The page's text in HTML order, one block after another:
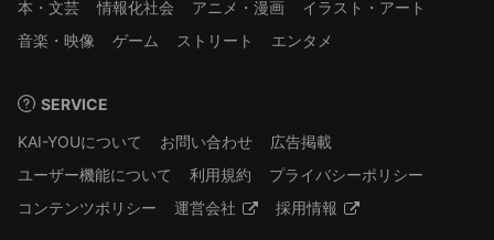
本・文芸
情報化社会 アニメ・漫画
イラスト・アート
音楽・映像
ゲーム ストリート エンタメ
SERVICE
KAI-YOUについて
お問い合わせ
広告掲載
ユーザー機能について
利用規約
プライバシーポリシー
コンテンツポリシー
運営会社 採用情報